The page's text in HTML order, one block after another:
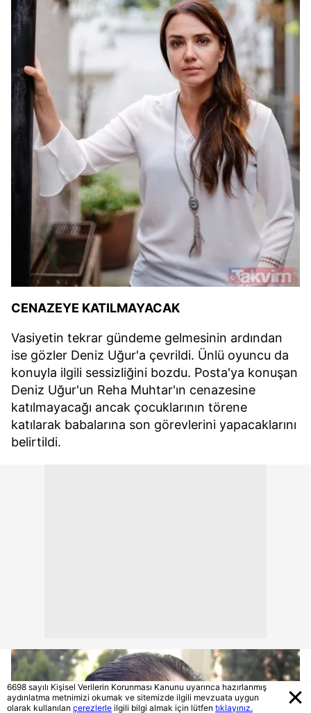
CENAZEYE KATILMAYACAK
Vasiyetin tekrar gündeme gelmesinin ardından
ise gözler Deniz Uğur'a çevrildi. Ünlü oyuncu da
konuyla ilgili sessizliğini bozdu. Posta'ya konuşan
Deniz Uğur'un Reha Muhtar'ın cenazesine
katılmayacağı ancak çocuklarının törene
katılarak babalarına son görevlerini yapacaklarını
belirtildi.
6698 sayılı Kişisel Verilerin Korunması Kanunu uyarınca hazırlanmış
aydınlatma metnimizi okumak ve sitemizde ilgili mevzuata uygun
olarak kullanılan çerezlerle ilgili bilgi almak için lütfen tıklayınız.